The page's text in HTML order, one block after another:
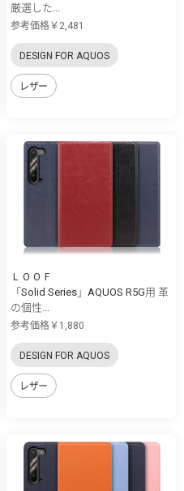
厳選した...
参考価格￥2,481
DESIGN FOR AQUOS
レザー
ＬＯＯＦ
「Solid Series」AQUOS R5G用 革
の個性...
参考価格￥1,880
DESIGN FOR AQUOS
レザー